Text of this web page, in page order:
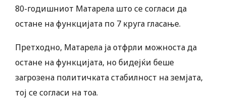
80-годишниот Матарела што се согласи да
остане на функцијата по 7 круга гласање.
Претходно, Матарела ја отфрли можноста да
остане на функцијата, но бидејќи беше
загрозена политичката стабилност на земјата,
тој се согласи на тоа.